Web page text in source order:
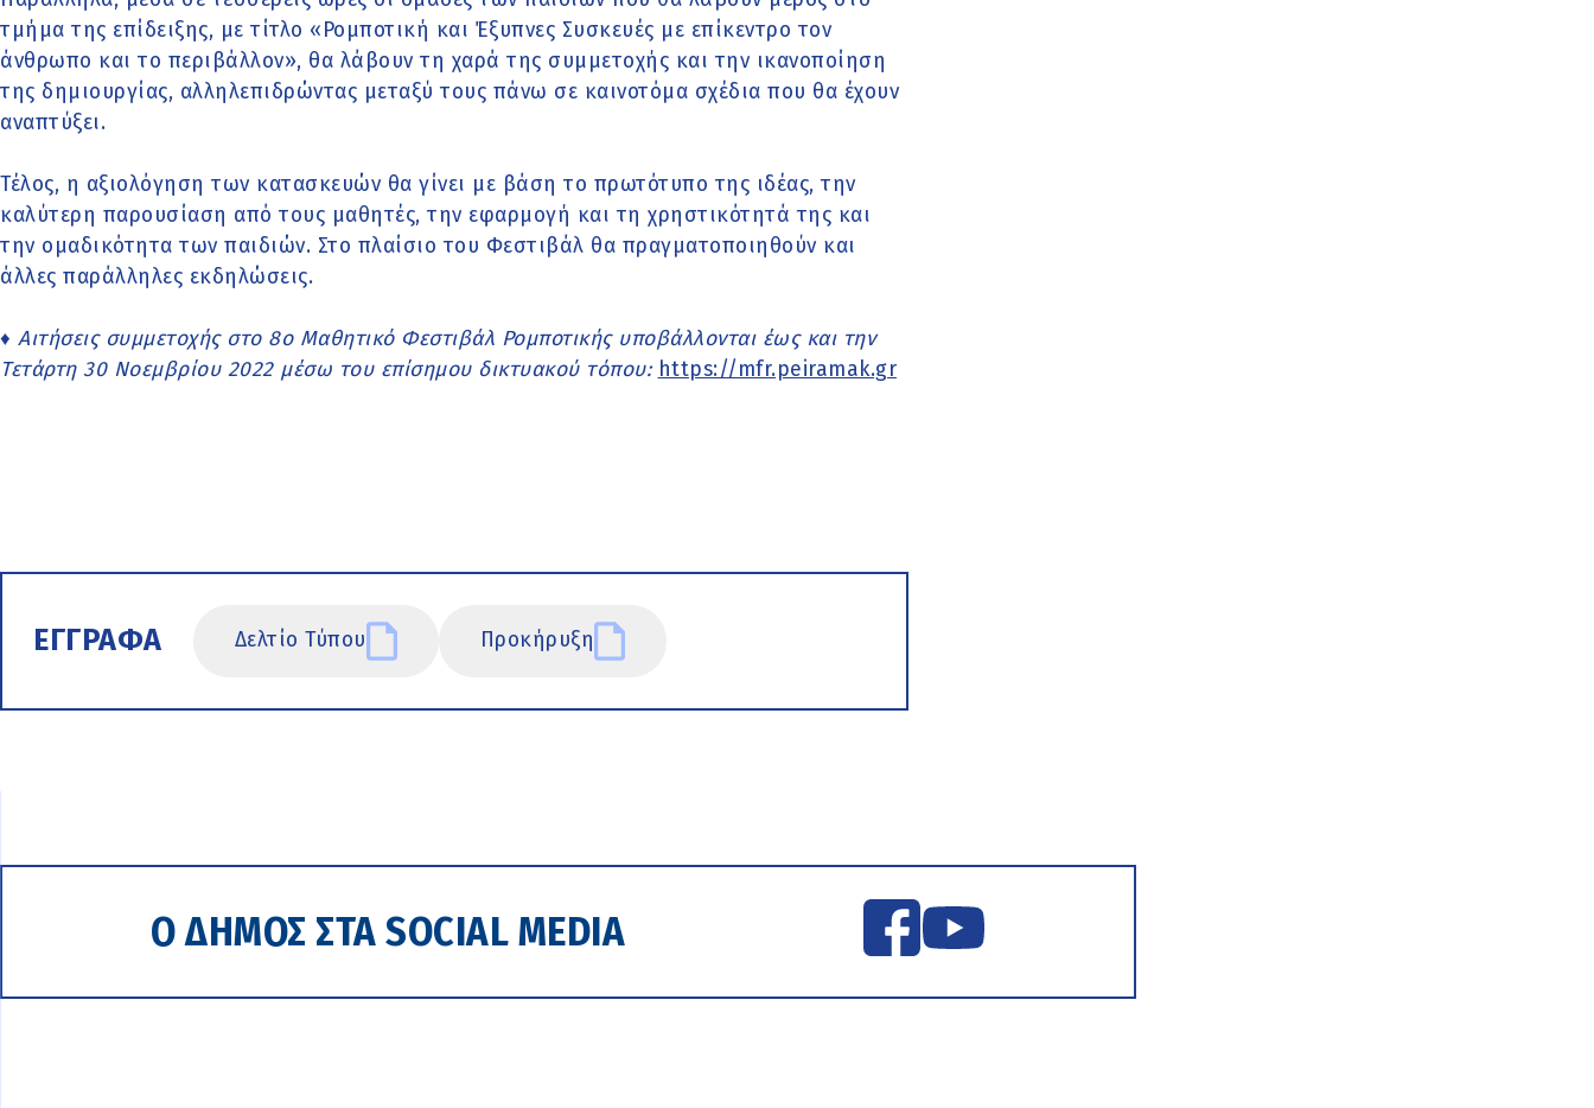
τμήμα της επίδειξης, με τίτλο «Ρομποτική και Έξυπνες Συσκευές με επίκεντρο τον
άνθρωπο και το περιβάλλον», θα λάβουν τη χαρά της συμμετοχής και την ικανοποίηση
της δημιουργίας, αλληλεπιδρώντας μεταξύ τους πάνω σε καινοτόμα σχέδια που θα έχουν
αναπτύξει.
Τέλος, η αξιολόγηση των κατασκευών θα γίνει με βάση το πρωτότυπο της ιδέας, την
καλύτερη παρουσίαση από τους μαθητές, την εφαρμογή και τη χρηστικότητά της και
την ομαδικότητα των παιδιών. Στο πλαίσιο του Φεστιβάλ θα πραγματοποιηθούν και
άλλες παράλληλες εκδηλώσεις.
♦ Αιτήσεις συμμετοχής στο 8ο Μαθητικό Φεστιβάλ Ρομποτικής υποβάλλονται έως και την
Τετάρτη 30 Νοεμβρίου 2022 μέσω του επίσημου δικτυακού τόπου: https://mfr.peiramak.gr
ΕΓΓΡΑΦΑ Δελτίο Τύπου Προκήρυξη
Ο ΔΗΜΟΣ ΣΤΑ SOCIAL MEDIA